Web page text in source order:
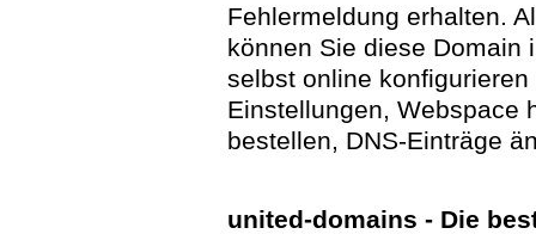
Fehlermeldung erhalten.
können Sie diese Domain
selbst online
Einstellungen, Webspace
bestellen, DNS-Einträge
united-domains - Die